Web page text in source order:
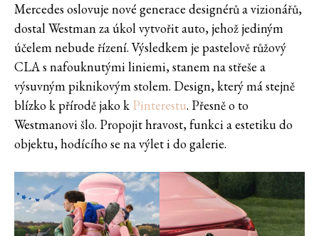
Mercedes oslovuje nové generace designérů a vizionářů,
dostal Westman za úkol vytvořit auto, jehož jediným
účelem nebude řízení. Výsledkem je pastelově růžový
CLA s nafouknutými liniemi, stanem na střeše a
výsuvným piknikovým stolem. Design, který má stejně
blízko k přírodě jako k Pinterestu. Přesně o to
Westmanovi šlo. Propojit hravost, funkci a estetiku do
objektu, hodícího se na výlet i do galerie.